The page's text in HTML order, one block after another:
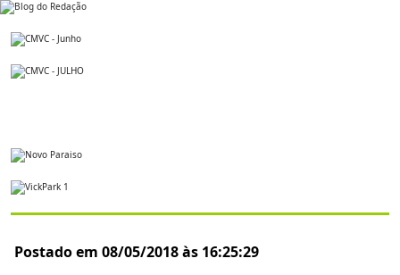
Postado em 08/05/2018 às 16:25:29